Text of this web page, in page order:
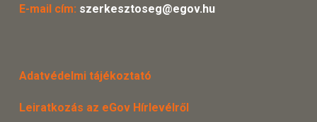
E-mail cím: szerkesztoseg@egov.hu
Adatvédelmi tájékoztató
Leiratkozás az eGov Hírlevélről